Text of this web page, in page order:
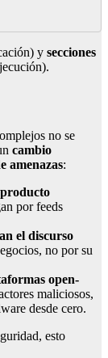
y secciones
no se
cambio
amenazas:
por feeds
el discurso
no por su
open-
maliciosos,
desde cero.
esto